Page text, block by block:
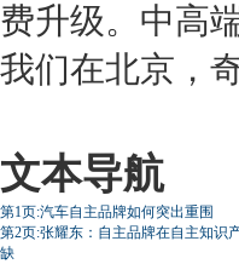
费升级。中高
我们在北京，
文本导航
第1页:汽车自主品牌如何突出重围
第2页:张耀东：自主品牌在自主知识
缺